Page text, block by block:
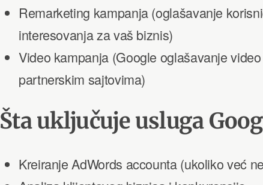
Remarketing kampanja (oglašavanje
interesovanja za vaš biznis)
Video kampanja (Google oglašavanje
partnerskim sajtovima)
Šta uključuje usluga
Kreiranje AdWords accounta (ukoliko već